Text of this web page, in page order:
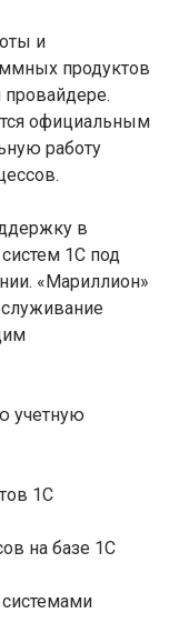
и
продуктов
официальным
работу
в
1С под
«Мариллион»
учетную
1С
на базе 1С